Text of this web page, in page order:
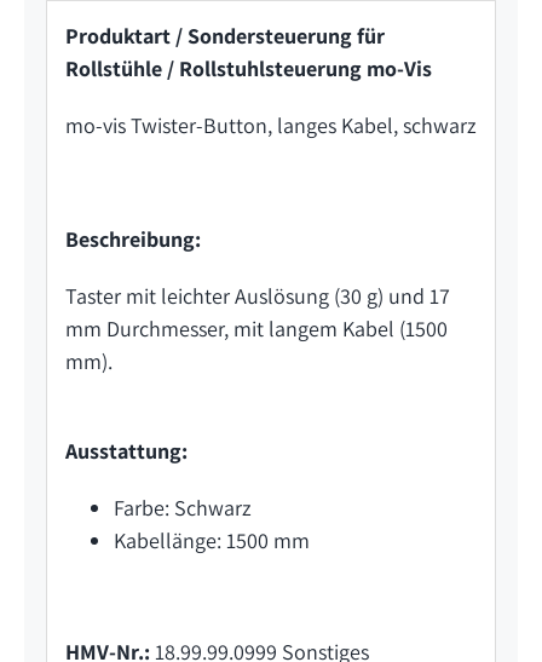
Produktart / Sondersteuerung für
Rollstühle / Rollstuhlsteuerung mo-Vis
mo-vis Twister-Button, langes Kabel, schwarz
Beschreibung:
Taster mit leichter Auslösung (30 g) und 17
mm Durchmesser, mit langem Kabel (1500
mm).
Ausstattung:
Farbe: Schwarz
Kabellänge: 1500 mm
HMV-Nr.: 18.99.99.0999 Sonstiges